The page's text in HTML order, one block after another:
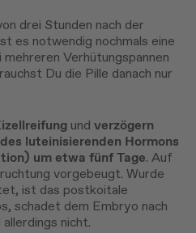
drei Stunden nach der
es notwendig nochmals eine
mehreren Verhütungspannen
Du die Pille danach nur
und verzögern
luteinisierenden Hormons
um etwa fünf Tage. Auf
vorgebeugt. Wurde
ist das postkoitale
schadet dem Embryo nach
nicht.